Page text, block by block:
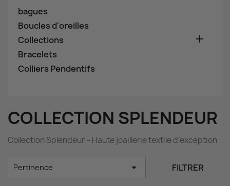
bagues
Boucles d'oreilles
Collections

Bracelets
Colliers Pendentifs
COLLECTION SPLENDEUR
Collection Splendeur – Haute joaillerie textile d’exception
Pertinence  FILTRER